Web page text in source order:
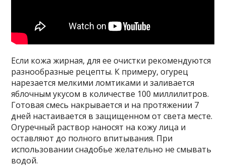
Если кожа жирная, для ее очистки рекомендуются
разнообразные рецепты. К примеру, огурец
нарезается мелкими ломтиками и заливается
яблочным укусом в количестве 100 миллилитров.
Готовая смесь накрывается и на протяжении 7
дней настаивается в защищенном от света месте.
Огуречный раствор наносят на кожу лица и
оставляют до полного впитывания. При
использовании снадобье желательно не смывать
водой.